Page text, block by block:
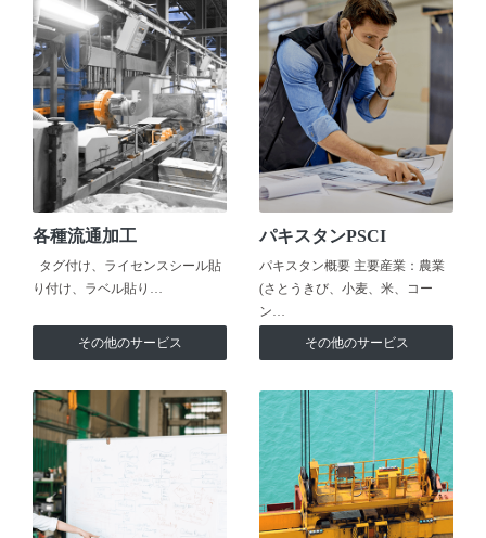
各種流通加工
タグ付け、ライセンスシール貼
り付け、ラベル貼り…
その他のサービス
パキスタンPSCI
パキスタン概要 主要産業：農業
(さとうきび、小麦、米、コー
ン…
その他のサービス